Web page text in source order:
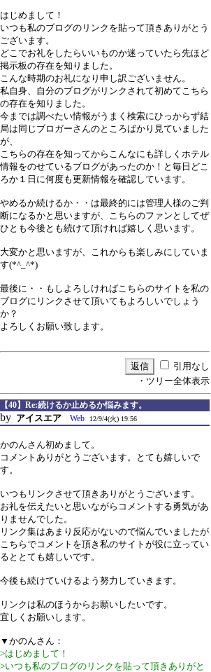
はじめまして！
いつも私のブログのリンクを貼って頂きありがとう
ございます。
どこでお礼をしたらいいものか迷っていたら先ほど
掲示板の存在を知りました。
こんな時期のお礼になり申し訳ございません。
私自身、自分のブログがリンクされて初めてこちら
の存在を知りました。
今までは調べたい情報がうまく検索にひっからず結
局は同じブロガーさんのところばかり見ていました
が、
こちらの存在を知ってからこんなにも詳しくホテル
情報をのせているブログがあったのか！と毎日どこ
ろか１日に何度も更新情報を確認しています。
やめるか続けるか・・は最終的には管理人様のご判
断になるかと思いますが、こちらのファンとしてぜ
ひとも今後とも続けて頂ければ嬉しく思います。
大変かと思いますが、これからも楽しみにしていま
す(*^_^*)
最後に・・もしよろしければこちらのサイトを私の
ブログにリンクさせて頂いてもよろしいでしょう
か？
よろしくお願い致します。
引用なし
・ツリー全体表示
【40】Re:続けるか止めるか悩みます。
by アイスエア Web 12/9/4(火) 19:56
かのんさん初めまして。
コメントありがとうございます。とても嬉しいで
す。
いつもリンクさせて頂きありがとうございます。
お礼を伝えたいと思いながらコメントする勇気があ
りませんでした。
リンク集はあまり反応がないので悩んでいましたが
こちらでコメントを頂き私のサイトが役に立ってい
るととても嬉しいです。
今後も続けていけるよう努力していきます。
リンクは私のほうからお願いしたいです。
宜しくお願いします。
▼かのんさん：
>はじめまして！
>いつも私のブログのリンクを貼って頂きありがと